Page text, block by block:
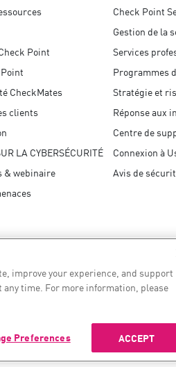
Point
CheckMates
clients
LA CYBERSÉCURITÉ
& webinaire
Check Point
Gestion de la
Services
Programmes
Stratégie et
Réponse aux
Centre de
Connexion à
Avis de
en matière d’IA
improve your experience, and support
time. For more information, please
ACCEPT
Preferences